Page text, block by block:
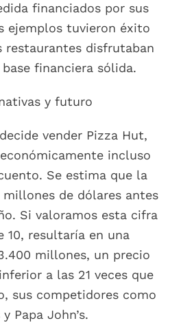
financiados por sus
ejemplos tuvieron éxito
restaurantes disfrutaban
financiera sólida.
y futuro
vender Pizza Hut,
incluso
Se estima que la
millones de dólares antes
Si valoramos esta cifra
10, resultaría en una
millones, un precio
a las 21 veces que
sus competidores como
y Papa John’s.